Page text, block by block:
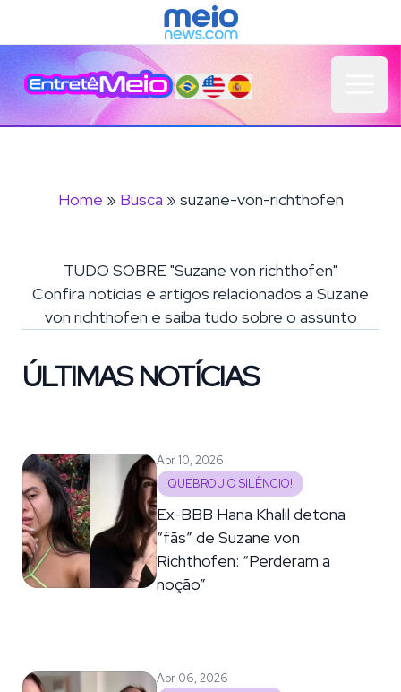
Home » Busca » suzane-von-richthofen
TUDO SOBRE "Suzane von richthofen"
Confira notícias e artigos relacionados a Suzane
von richthofen e saiba tudo sobre o assunto
ÚLTIMAS NOTÍCIAS
Apr 10, 2026
QUEBROU O SILÊNCIO!
Ex-BBB Hana Khalil detona
“fãs” de Suzane von
Richthofen: “Perderam a
noção”
Apr 06, 2026